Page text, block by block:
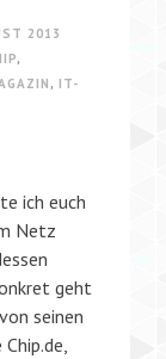
2013
,
, IT-
ich euch
Netz
geht
seinen